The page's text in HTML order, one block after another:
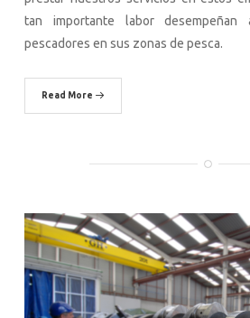
tan importante labor desempeñan
pescadores en sus zonas de pesca.
Read More